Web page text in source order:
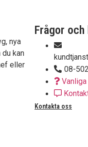
nya
kan
eller
Frågor
08-
Kontakta oss